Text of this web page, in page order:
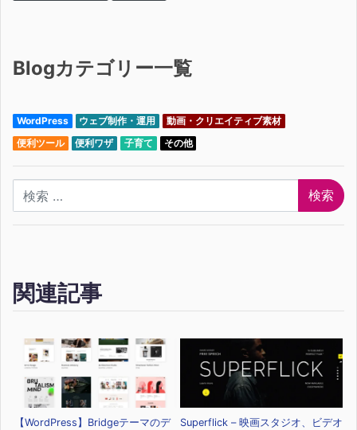
Blogカテゴリー一覧
WordPress ウェブ制作・運用
動画・クリエイティブ素材
便利ツール
便利ワザ 子育て その他
検索
関連記事
【WordPress】Bridgeテーマのデ
Superflick – 映画スタジオ、ビデオ